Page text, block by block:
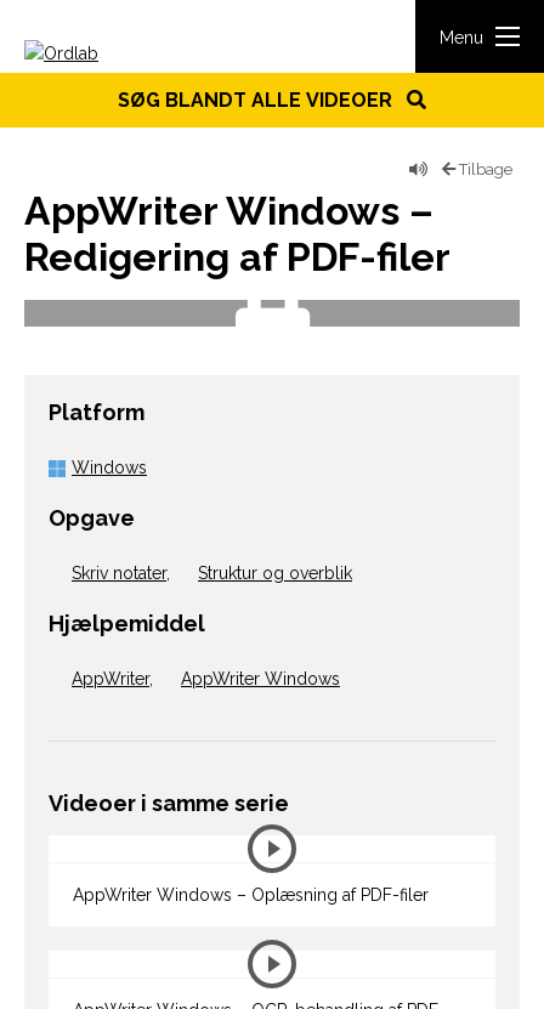
Menu
SØG BLANDT ALLE VIDEOER
Tilbage
AppWriter Windows –
Redigering af PDF-filer
Platform
Windows
Opgave
Skriv notater, Struktur og overblik
Hjælpemiddel
AppWriter, AppWriter Windows
Videoer i samme serie
AppWriter Windows – Oplæsning af PDF-filer